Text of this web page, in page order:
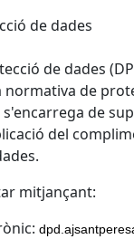
de dades
de dades
de
de
del
mitjançant: